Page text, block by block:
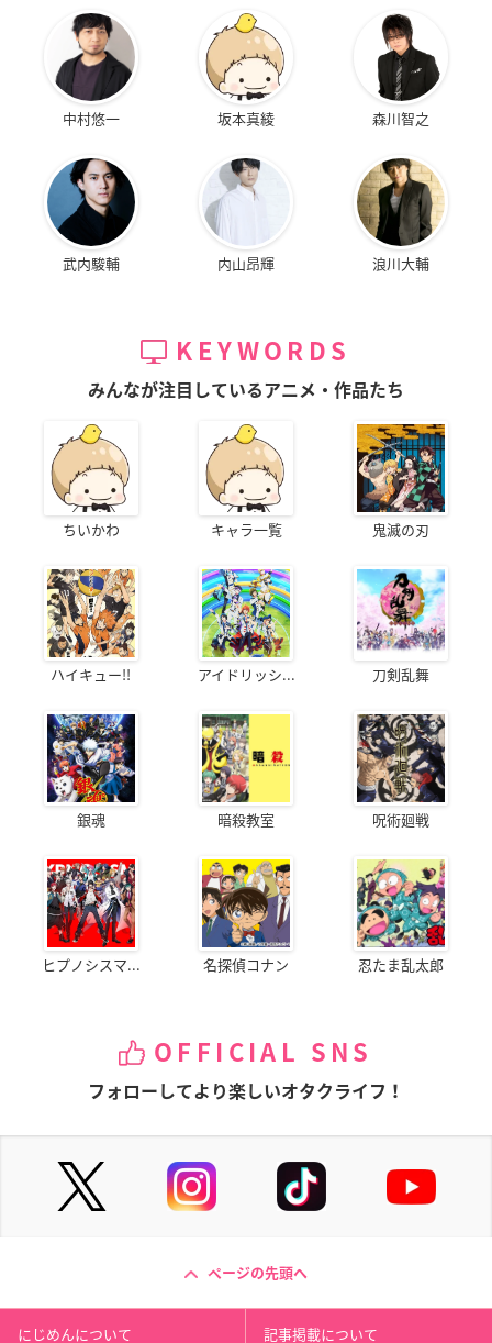
中村悠一 坂本真綾 森川智之
武内駿輔 内山昂輝 浪川大輔
KEYWORDS
みんなが注目しているアニメ・作品たち
ちいかわ キャラ一覧 鬼滅の刃
ハイキュー!! アイドリッシ... 刀剣乱舞
銀魂 暗殺教室 呪術廻戦
ヒプノシスマ... 名探偵コナン 忍たま乱太郎
OFFICIAL SNS
フォローしてより楽しいオタクライフ！
ページの先頭へ
にじめんについて 記事掲載について